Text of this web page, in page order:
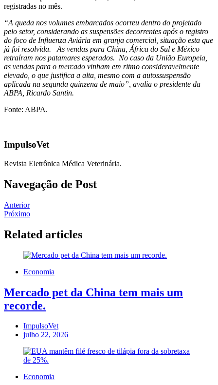
registradas no mês.
“A queda nos volumes embarcados ocorreu dentro do projetado
pelo setor, considerando as suspensões decorrentes após o registro
do foco de Influenza Aviária em granja comercial, situação esta que
já foi resolvida. As vendas para China, África do Sul e México
retraíram nos patamares esperados. No caso da União Europeia,
as vendas para o mercado vinham em ritmo consideravelmente
elevado, o que justifica a alta, mesmo com a autossuspensão
aplicada na segunda quinzena de maio”, avalia o presidente da
ABPA, Ricardo Santin.
Fonte: ABPA.
ImpulsoVet
Revista Eletrônica Médica Veterinária.
Navegação de Post
Anterior
Próximo
Related articles
Economia
Mercado pet da China tem mais um
recorde.
ImpulsoVet
julho 22, 2026
Economia